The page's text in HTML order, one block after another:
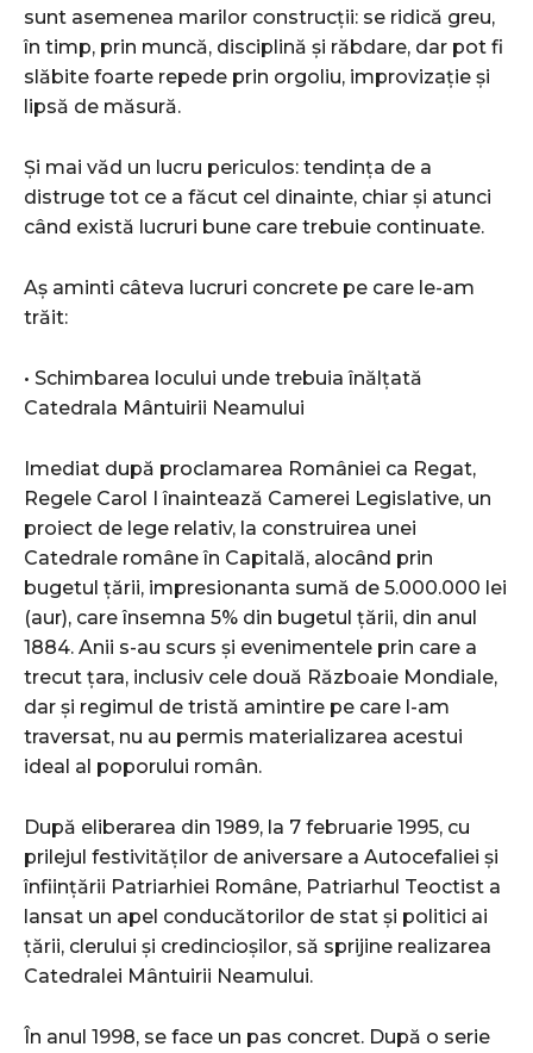
sunt asemenea marilor construcții: se ridică greu,
în timp, prin muncă, disciplină și răbdare, dar pot fi
slăbite foarte repede prin orgoliu, improvizație și
lipsă de măsură.
Și mai văd un lucru periculos: tendința de a
distruge tot ce a făcut cel dinainte, chiar și atunci
când există lucruri bune care trebuie continuate.
Aș aminti câteva lucruri concrete pe care le-am
trăit:
• Schimbarea locului unde trebuia înălțată
Catedrala Mântuirii Neamului
Imediat după proclamarea României ca Regat,
Regele Carol I înaintează Camerei Legislative, un
proiect de lege relativ, la construirea unei
Catedrale române în Capitală, alocând prin
bugetul țării, impresionanta sumă de 5.000.000 lei
(aur), care însemna 5% din bugetul țării, din anul
1884. Anii s-au scurs și evenimentele prin care a
trecut țara, inclusiv cele două Războaie Mondiale,
dar și regimul de tristă amintire pe care l-am
traversat, nu au permis materializarea acestui
ideal al poporului român.
După eliberarea din 1989, la 7 februarie 1995, cu
prilejul festivităților de aniversare a Autocefaliei și
înființării Patriarhiei Române, Patriarhul Teoctist a
lansat un apel conducătorilor de stat și politici ai
țării, clerului și credincioșilor, să sprijine realizarea
Catedralei Mântuirii Neamului.
În anul 1998, se face un pas concret. După o serie